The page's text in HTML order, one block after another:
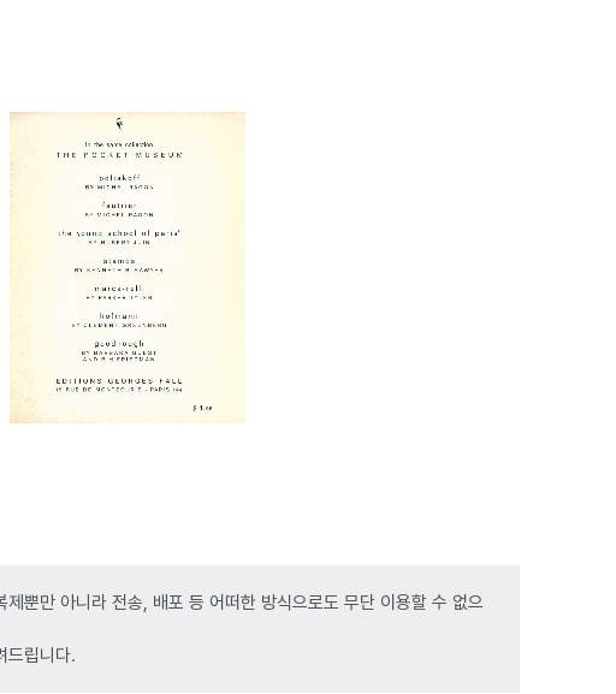
뿐만 아니라 전송, 배포 등 어떠한 방식으로도 무단 이용할 수 없으
드립니다.